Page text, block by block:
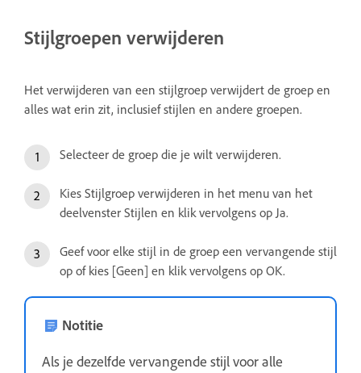
Stijlgroepen verwijderen
Het verwijderen van een stijlgroep verwijdert de groep en
alles wat erin zit, inclusief stijlen en andere groepen.
Selecteer de groep die je wilt verwijderen.
Kies Stijlgroep verwijderen in het menu van het
deelvenster Stijlen en klik vervolgens op Ja.
Geef voor elke stijl in de groep een vervangende stijl
op of kies [Geen] en klik vervolgens op OK.
Notitie
Als je dezelfde vervangende stijl voor alle